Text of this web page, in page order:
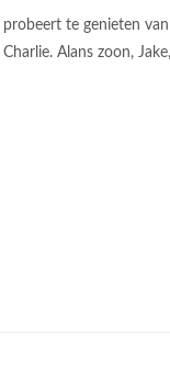
te genieten
Alans zoon,